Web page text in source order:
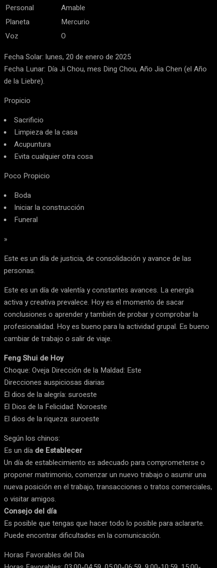
Personal
Amable
Planeta
Mercurio
Voz
O
Fecha Solar: lunes, 20 de enero de 2025
Fecha Lunar: Día Ji Chou, mes Ding Chou, Año Jia Chen (el Año
de la Liebre).
Propicio
Sacrificio
Limpieza de la casa
Acupuntura
Evita cualquier otra cosa
Poco Propicio
Boda
Iniciar la construcción
Funeral
»
Este es un día de justicia, de consolidación y avance de las
personas.
Este es un día de valentía y constantes avances. La energía
activa y creativa prevalece. Hoy es el momento de sacar
conclusiones o aprender y también de probar y comprobar la
profesionalidad. Hoy es bueno para la actividad grupal. Es bueno
cambiar de trabajo o salir de viaje.
Feng Shui de Hoy
Choque: Oveja Dirección de la Maldad: Este
Direcciones auspiciosas diarias
El dios de la alegría: suroeste
El Dios de la Felicidad: Noroeste
El dios de la riqueza: suroeste
Según los chinos:
Es un día de Establecer
Un día de establecimiento es adecuado para comprometerse o
proponer matrimonio, comenzar un nuevo trabajo o asumir una
nueva posición en el trabajo, transacciones o tratos comerciales,
o visitar amigos.
Consejo del día
Es posible que tengas que hacer todo lo posible para aclararte.
Puede encontrar dificultades en la comunicación.
Horas Favorables del Día